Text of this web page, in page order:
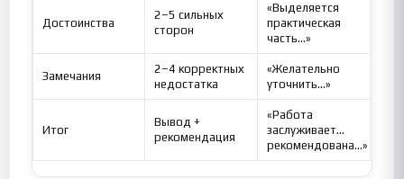
Достоинства
2–5 сильных
сторон
«Выделяется
практическая
часть…»
Замечания
2–4 корректных
недостатка
«Желательно
уточнить…»
Итог
Вывод +
рекомендация
«Работа
заслуживает…
рекомендована…»